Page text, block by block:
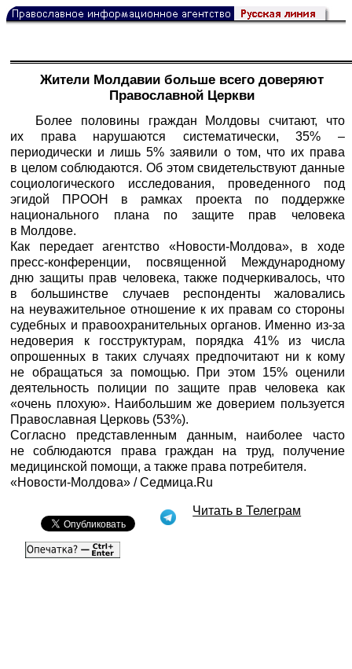
Жители Молдавии больше всего доверяют
Православной Церкви
Более половины граждан Молдовы считают, что
их права нарушаются систематически, 35% –
периодически и лишь 5% заявили о том, что их права
в целом соблюдаются. Об этом свидетельствуют данные
социологического исследования, проведенного под
эгидой ПРООН в рамках проекта по поддержке
национального плана по защите прав человека
в Молдове.
Как передает агентство «Новости-Молдова», в ходе
пресс-конференции, посвященной Международному
дню защиты прав человека, также подчеркивалось, что
в большинстве случаев респонденты жаловались
на неуважительное отношение к их правам со стороны
судебных и правоохранительных органов. Именно из-за
недоверия к госструктурам, порядка 41% из числа
опрошенных в таких случаях предпочитают ни к кому
не обращаться за помощью. При этом 15% оценили
деятельность полиции по защите прав человека как
«очень плохую». Наибольшим же доверием пользуется
Православная Церковь (53%).
Согласно представленным данным, наиболее часто
не соблюдаются права граждан на труд, получение
медицинской помощи, а также права потребителя.
«Новости-Молдова» /Седмица.Ru
Читать в Телеграм